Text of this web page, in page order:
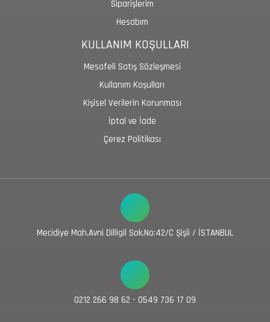
Siparişlerim
Hesabım
KULLANIM KOŞULLARI
Mesafeli Satış Sözleşmesi
Kullanım Koşulları
Kişisel Verilerin Korunması
İptal ve İade
Çerez Politikası
Mecidiye Mah.Avni Dilligil Sok.No:42/C Şişli / İSTANBUL
0212 266 98 62 - 0549 736 17 09